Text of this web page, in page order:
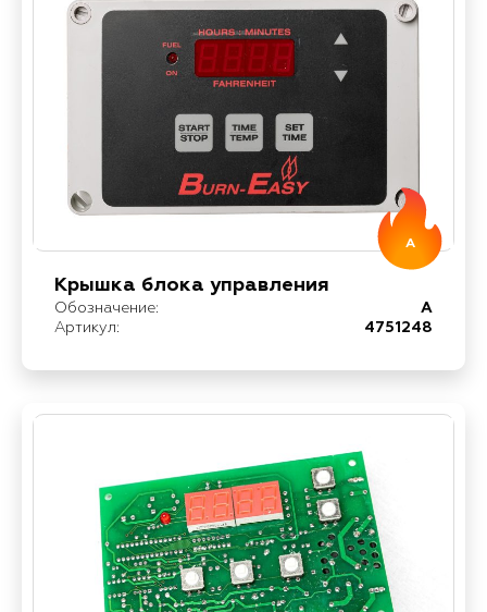
A
Крышка блока управления
Обозначение:
A
Артикул:
4751248